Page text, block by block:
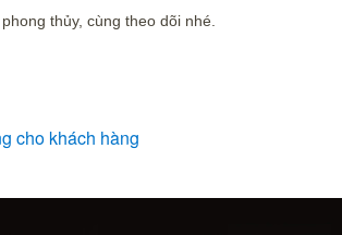
thủy, cùng theo dõi nhé.
cho khách hàng